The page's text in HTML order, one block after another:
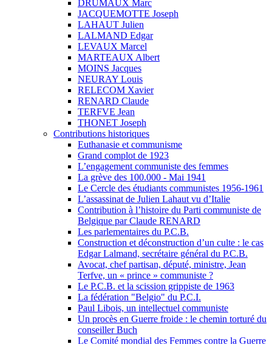
DRUMAUX Marc
JACQUEMOTTE Joseph
LAHAUT Julien
LALMAND Edgar
LEVAUX Marcel
MARTEAUX Albert
MOINS Jacques
NEURAY Louis
RELECOM Xavier
RENARD Claude
TERFVE Jean
THONET Joseph
Contributions historiques
Euthanasie et communisme
Grand complot de 1923
L’engagement communiste des femmes
La grève des 100.000 - Mai 1941
Le Cercle des étudiants communistes 1956-1961
L’assassinat de Julien Lahaut vu d’Italie
Contribution à l’histoire du Parti communiste de
Belgique par Claude RENARD
Les parlementaires du P.C.B.
Construction et déconstruction d’un culte : le cas
Edgar Lalmand, secrétaire général du P.C.B.
Avocat, chef partisan, député, ministre, Jean
Terfve, un « prince » communiste ?
Le P.C.B. et la scission grippiste de 1963
La fédération "Belgio" du P.C.I.
Paul Libois, un intellectuel communiste
Un procès en Guerre froide : le chemin torturé du
conseiller Buch
Le Comité mondial des Femmes contre la Guerre